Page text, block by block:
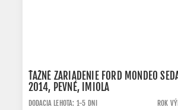
ŤAŽNÉ ZARIADENIE FORD MONDEO
2014, PEVNÉ, IMIOLA
DODACIA LEHOTA: 1-5 DNI ROK